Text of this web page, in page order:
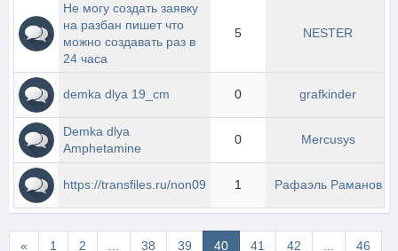
Не могу создать заявку
на разбан пишет что
можно создавать раз в
24 часа
5 NESTER
demka dlya 19_cm 0 grafkinder
Demka dlya
Amphetamine
0 Mercusys
https://transfiles.ru/non09 1 Рафаэль Раманов
« Первая
1 2 38 39 40 41 42 46